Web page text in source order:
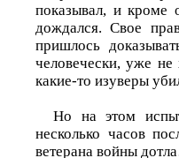
показывал, и кроме
дождался. Свое
пришлось
человечески, уже
какие-то изуверы
Но на этом
несколько часов
ветерана войны